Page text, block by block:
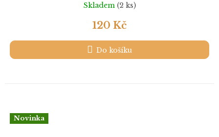
Skladem (2 ks)
120 Kč
Do košíku
Novinka